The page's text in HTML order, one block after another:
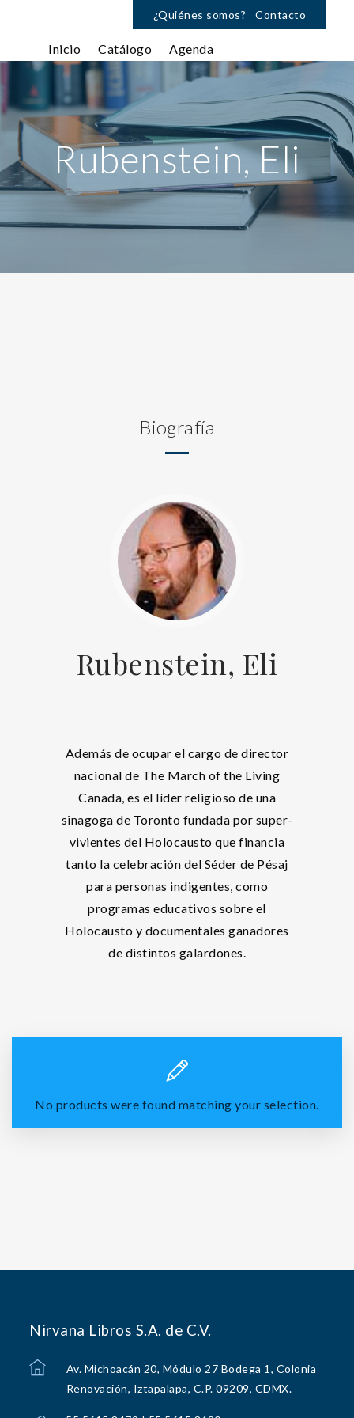
¿Quiénes somos? Contacto
Inicio Catálogo Agenda
Rubenstein, Eli
Biografía
Rubenstein, Eli
Además de ocupar el cargo de director
nacional de The March of the Living
Canada, es el líder religioso de una
sinagoga de Toronto fundada por super-
vivientes del Holocausto que financia
tanto la celebración del Séder de Pésaj
para personas indigentes, como
programas educativos sobre el
Holocausto y documentales ganadores
de distintos galardones.
No products were found matching your selection.
Nirvana Libros S.A. de C.V.
Av. Michoacán 20, Módulo 27 Bodega 1, Colonia
Renovación, Iztapalapa, C.P. 09209, CDMX.